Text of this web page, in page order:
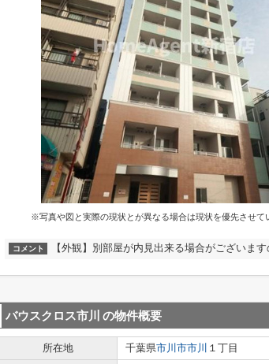
※写真や図と実際の現状とが異なる場合は現状を優先させて
コメント 【外観】別部屋が内見出来る場合がございま
バウスクロス市川 の物件概要
所在地 千葉県市川市市川 １丁目